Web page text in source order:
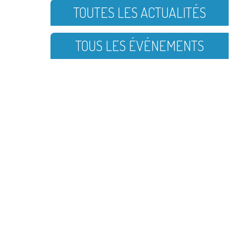
TOUTES LES ACTUALITÉS
TOUS LES ÉVÉNEMENTS